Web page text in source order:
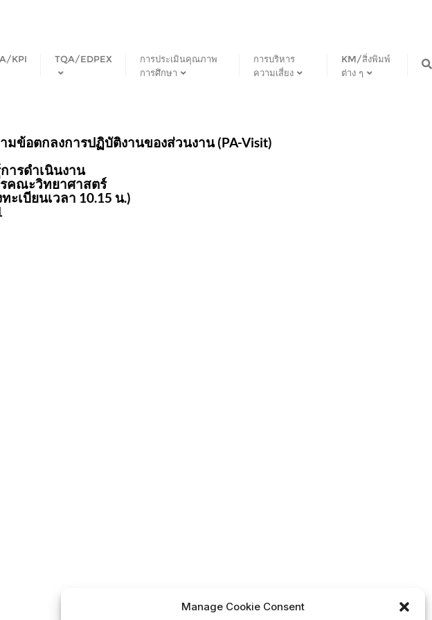
Manage Cookie Consent
KPI TQA/EDPEX
การประเมินคุณภาพ
การศึกษา
การบริหาร
ความเสี่ยง
KM/สิ่งพิมพ์
ต่าง ๆ
ข้อตกลงการปฏิบัติงานของส่วนงาน (PA-Visit)
ารดำเนินงาน
คณะวิทยาศาสตร์
ะเบียนเวลา 10.15 น.)